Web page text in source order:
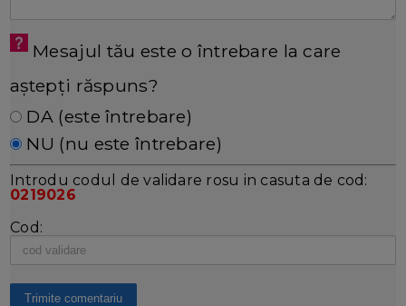
Mesajul tău este o întrebare la care
aștepți răspuns?
DA (este întrebare)
NU (nu este întrebare)
Introdu codul de validare rosu in casuta de cod:
0219026
Cod: